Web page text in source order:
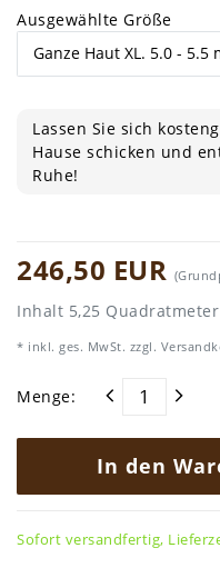
Ausgewählte Größe
Lassen Sie sich
Hause schicken und
Ruhe!
246,50 EUR
Inhalt 5,25 Quadratmeter
* inkl. ges. MwSt. zzgl.
Menge:
In den
Sofort versandfertig,